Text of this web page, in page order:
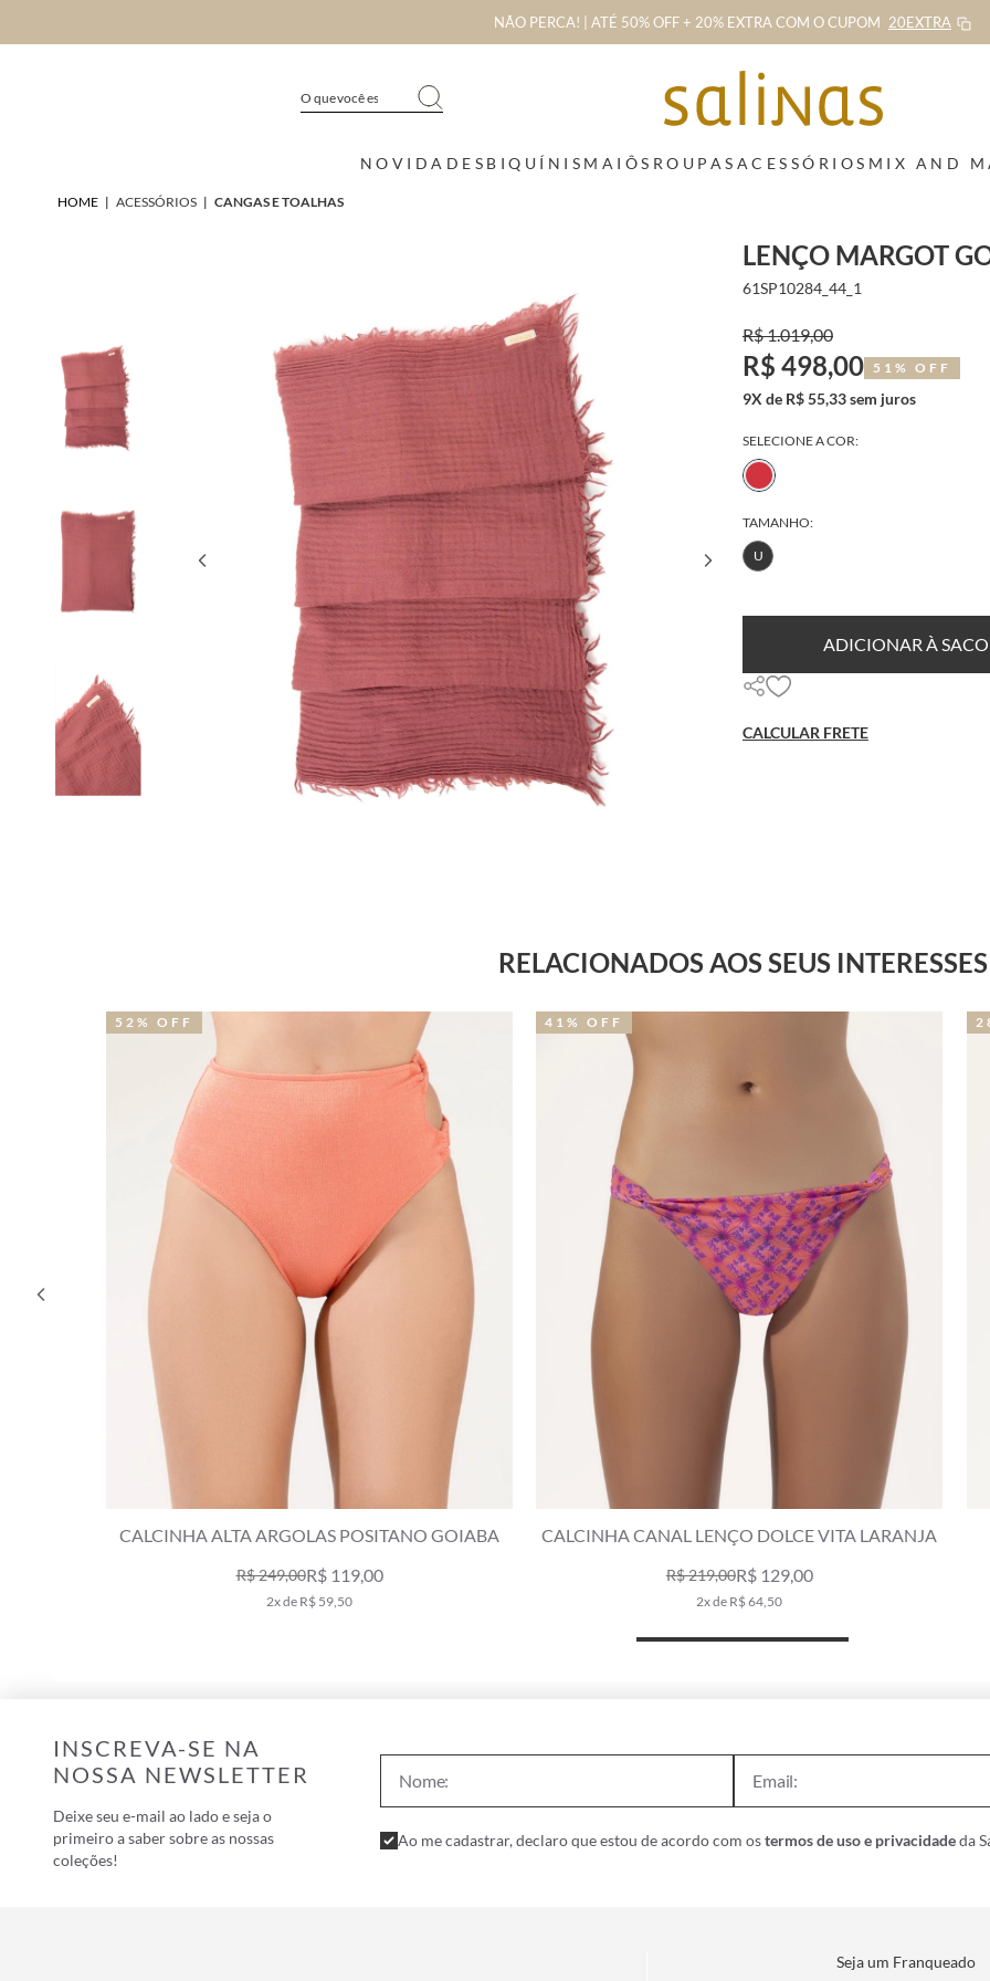
NÃO PERCA! | ATÉ 50% OFF + 20% EXTRA COM O CUPOM 20EXTRA
NOVIDADES BIQUÍNIS MAIÔS ROUPAS ACESSÓRIOS MIX AND
HOME | ACESSÓRIOS | CANGAS E TOALHAS
LENÇO MARGOT
61SP10284_44_1
R$ 1.019,00
R$ 498,00 51% OFF
9X de R$ 55,33 sem juros
SELECIONE A COR:
TAMANHO:
U
ADICIONAR À
CALCULAR FRETE
RELACIONADOS AOS SEUS INTERESSES
CALCINHA CANAL LENÇO DOLCE VITA LARANJA
R$ 219,00R$ 129,00
2x de R$ 64,50
41% OFF
CALCINHA CANAL LENÇO DOTS BRANCO
R$ 179,00R$ 129,00
2x de R$ 64,50
28% OFF
INSCREVA-SE NA
NOSSA NEWSLETTER
Deixe seu e-mail ao lado e seja o
primeiro a saber sobre as nossas
coleções!
Ao me cadastrar, declaro que estou de acordo com ostermos de uso e privacidadeda
Seja um Franqueado